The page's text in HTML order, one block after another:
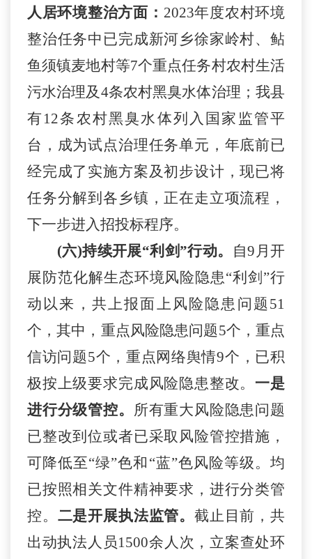
人居环境整治方面： 2023年度农村环境
整治任务中已完成新河乡徐家岭村、鲇
鱼须镇麦地村等7个重点任务村农村生活
污水治理及4条农村黑臭水体治理；我县
有12条农村黑臭水体列入国家监管平
台，成为试点治理任务单元， 年底前已
经完成了实施方案及初步设计，现已将
任务分解到各乡镇，正在走立项流程，
下一步进入招投标程序。
(六)持续开展“利剑”行动。
自9月开
展防范化解生态环境风险隐患“利剑”行
动以来，共上报面上风险隐患问题51
个，其中， 重点风险隐患问题5个，重点
信访问题5个，重点网络舆情9个 ，已积
极按上级要求完成风险隐患整改。 一是
进行分级管控。 所有重大风险隐患问题
已整改到位或者已采取风险管控措施，
可降低至“绿”色和“蓝”色风险等级。均
已按照相关文件精神要求，进行分类管
控。 二是开展执法监管。 截止目前，共
出动执法人员1500余人次，立案查处环